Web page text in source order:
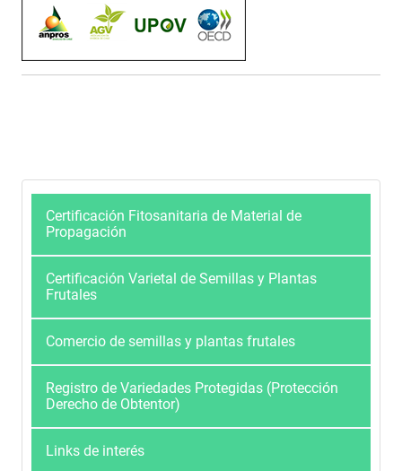
Certificación Fitosanitaria de Material de
Propagación
Certificación Varietal de Semillas y Plantas
Frutales
Comercio de semillas y plantas frutales
Registro de Variedades Protegidas (Protección
Derecho de Obtentor)
Links de interés